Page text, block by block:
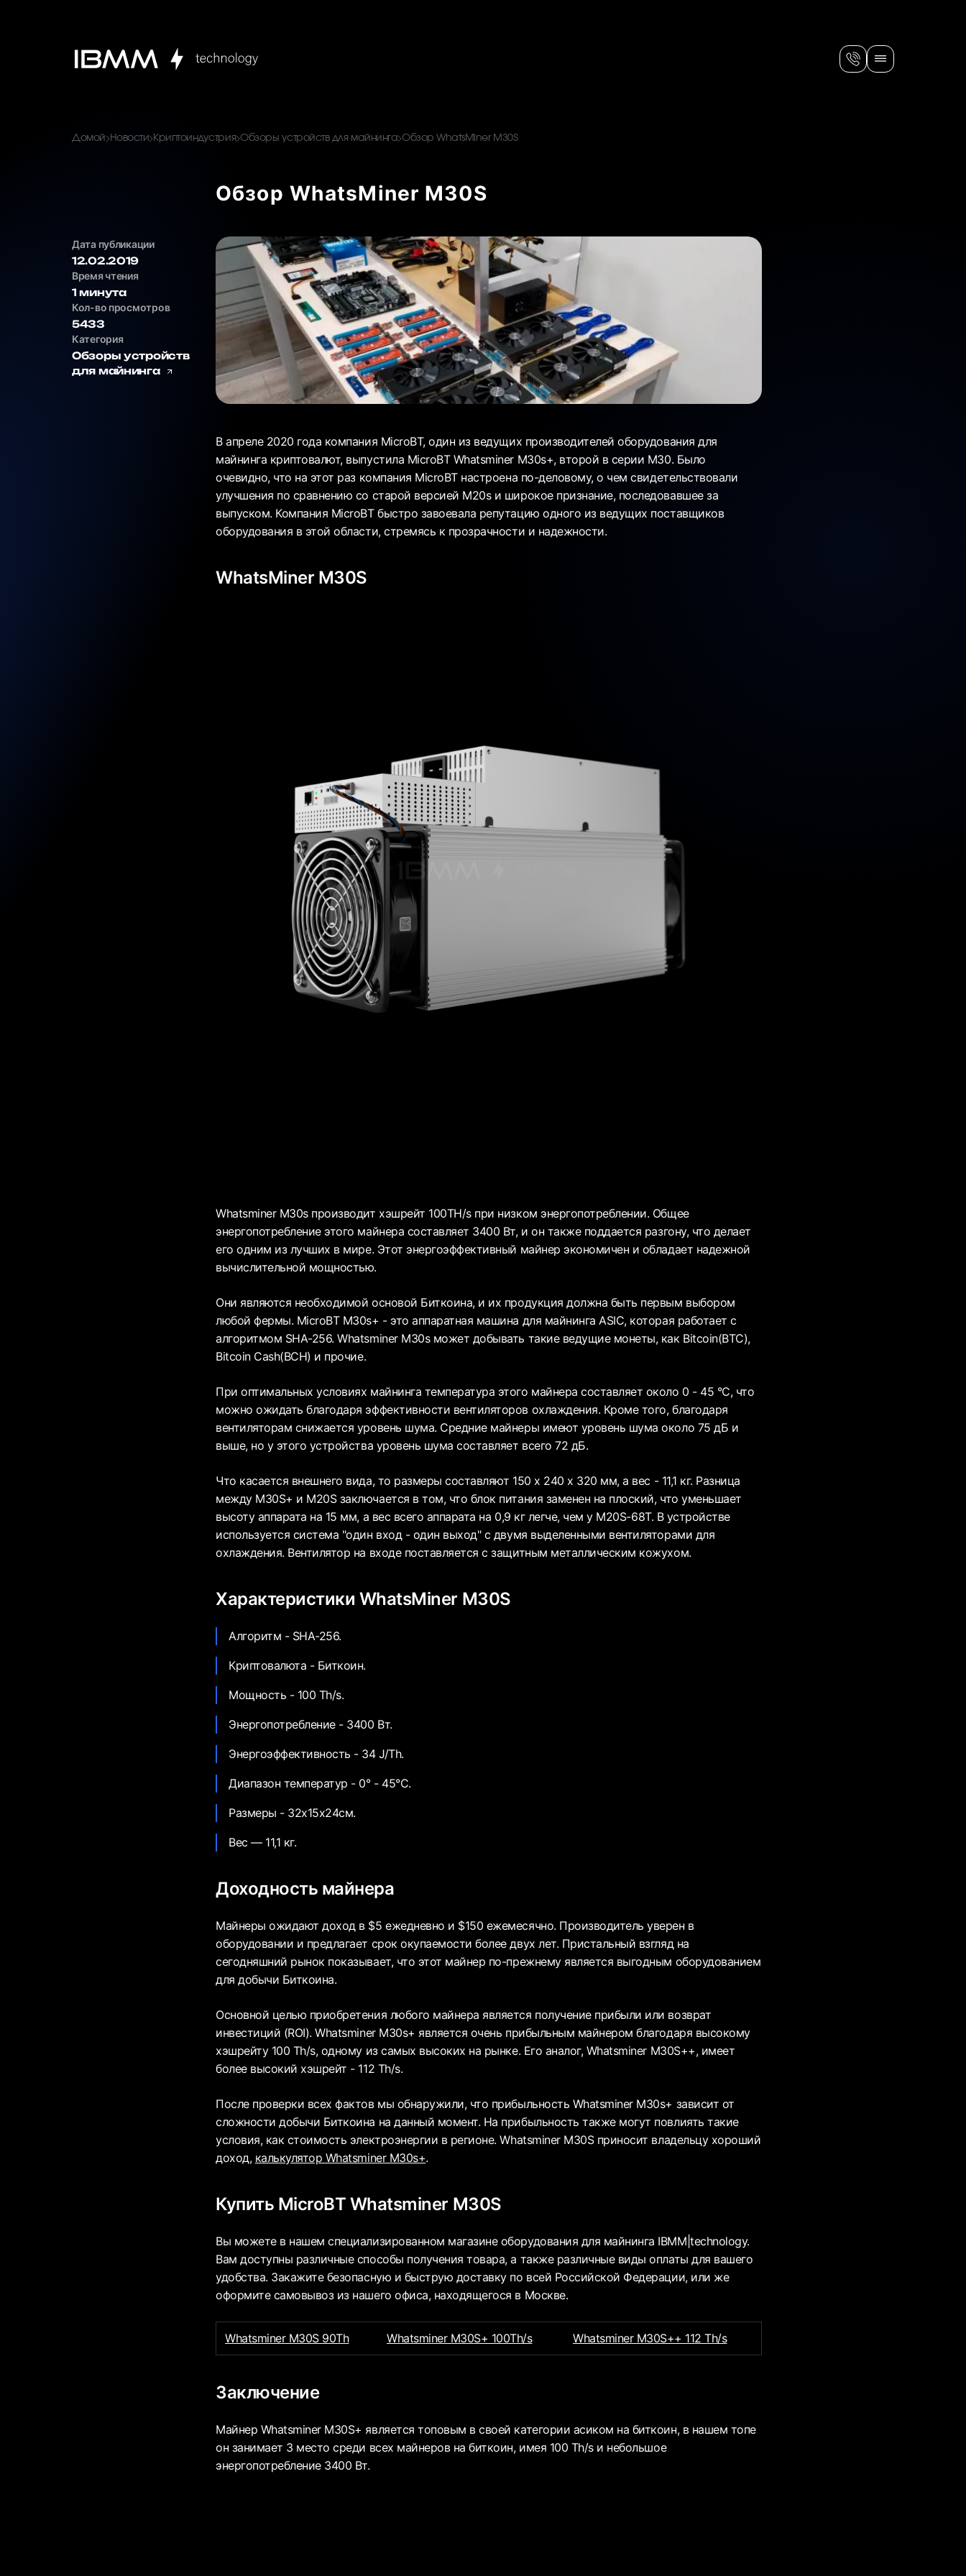
Домой Новости Криптоиндустрия Обзоры устройств для майнинга Обзор WhatsMiner M30S
Обзор WhatsMiner M30S
Дата публикации
12.02.2019
Время чтения
1 минута
Кол-во просмотров
5433
Категория
Обзоры устройств
для майнинга
В апреле 2020 года компания MicroBT, один из ведущих производителей оборудования для
майнинга криптовалют, выпустила MicroBT Whatsminer M30s+, второй в серии M30. Было
очевидно, что на этот раз компания MicroBT настроена по-деловому, о чем свидетельствовали
улучшения по сравнению со старой версией M20s и широкое признание, последовавшее за
выпуском. Компания MicroBT быстро завоевала репутацию одного из ведущих поставщиков
оборудования в этой области, стремясь к прозрачности и надежности.
WhatsMiner M30S
Whatsminer M30s производит хэшрейт 100TH/s при низком энергопотреблении. Общее
энергопотребление этого майнера составляет 3400 Вт, и он также поддается разгону, что делает
его одним из лучших в мире. Этот энергоэффективный майнер экономичен и обладает надежной
вычислительной мощностью.
Они являются необходимой основой Биткоина, и их продукция должна быть первым выбором
любой фермы. MicroBT M30s+ - это аппаратная машина для майнинга ASIC, которая работает с
алгоритмом SHA-256. Whatsminer M30s может добывать такие ведущие монеты, как Bitcoin(BTC),
Bitcoin Cash(BCH) и прочие.
При оптимальных условиях майнинга температура этого майнера составляет около 0 - 45 °C, что
можно ожидать благодаря эффективности вентиляторов охлаждения. Кроме того, благодаря
вентиляторам снижается уровень шума. Средние майнеры имеют уровень шума около 75 дБ и
выше, но у этого устройства уровень шума составляет всего 72 дБ.
Что касается внешнего вида, то размеры составляют 150 x 240 x 320 мм, а вес - 11,1 кг. Разница
между M30S+ и M20S заключается в том, что блок питания заменен на плоский, что уменьшает
высоту аппарата на 15 мм, а вес всего аппарата на 0,9 кг легче, чем у M20S-68T. В устройстве
используется система "один вход - один выход" с двумя выделенными вентиляторами для
охлаждения. Вентилятор на входе поставляется с защитным металлическим кожухом.
Характеристики WhatsMiner M30S
Алгоритм - SHA-256.
Криптовалюта - Биткоин.
Мощность - 100 Th/s.
Энергопотребление - 3400 Вт.
Энергоэффективность - 34 J/Th.
Диапазон температур - 0° - 45°C.
Размеры - 32х15х24см.
Вес — 11,1 кг.
Доходность майнера
Майнеры ожидают доход в $5 ежедневно и $150 ежемесячно. Производитель уверен в
оборудовании и предлагает срок окупаемости более двух лет. Пристальный взгляд на
сегодняшний рынок показывает, что этот майнер по-прежнему является выгодным оборудованием
для добычи Биткоина.
Основной целью приобретения любого майнера является получение прибыли или возврат
инвестиций (ROI). Whatsminer M30s+ является очень прибыльным майнером благодаря высокому
хэшрейту 100 Th/s, одному из самых высоких на рынке. Его аналог, Whatsminer M30S++, имеет
более высокий хэшрейт - 112 Th/s.
После проверки всех фактов мы обнаружили, что прибыльность Whatsminer M30s+ зависит от
сложности добычи Биткоина на данный момент. На прибыльность также могут повлиять такие
условия, как стоимость электроэнергии в регионе. Whatsminer M30S приносит владельцу хороший
доход, калькулятор Whatsminer M30s+.
Купить MicroBT Whatsminer M30S
Вы можете в нашем специализированном магазине оборудования для майнинга IBMM|technology.
Вам доступны различные способы получения товара, а также различные виды оплаты для вашего
удобства. Закажите безопасную и быструю доставку по всей Российской Федерации, или же
оформите самовывоз из нашего офиса, находящегося в Москве.
Whatsminer M30S 90Th Whatsminer M30S+ 100Th/s Whatsminer M30S++ 112 Th/s
Заключение
Майнер Whatsminer M30S+ является топовым в своей категории асиком на биткоин, в нашем топе
он занимает 3 место среди всех майнеров на биткоин, имея 100 Th/s и небольшое
энергопотребление 3400 Вт.